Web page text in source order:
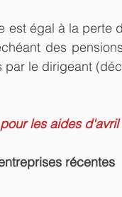
est égal à la perte
des
le dirigeant
les aides
récentes